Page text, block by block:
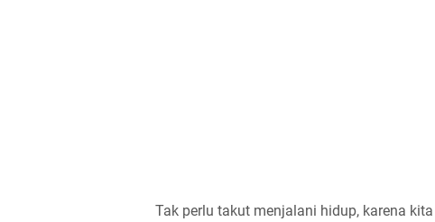
Tak perlu takut menjalani hidup, karena